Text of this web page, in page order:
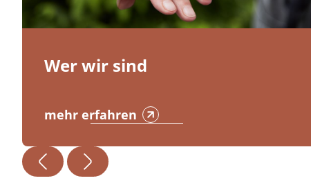
Wer wir sind
mehr erfahren